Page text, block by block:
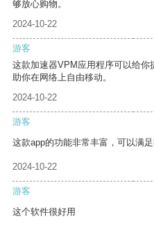
够放心购物。
2024-10-22
游客
这款加速器VPM应用程序可以给
助你在网络上自由移动。
2024-10-22
游客
这款app的功能非常丰富，可以满足
2024-10-22
游客
这个软件很好用